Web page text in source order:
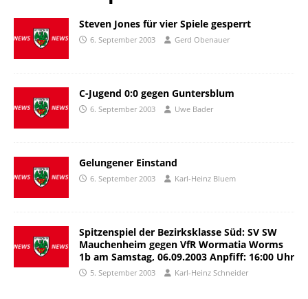
Steven Jones für vier Spiele gesperrt
6. September 2003 Gerd Obenauer
C-Jugend 0:0 gegen Guntersblum
6. September 2003 Uwe Bader
Gelungener Einstand
6. September 2003 Karl-Heinz Bluem
Spitzenspiel der Bezirksklasse Süd: SV SW
Mauchenheim gegen VfR Wormatia Worms
1b am Samstag, 06.09.2003 Anpfiff: 16:00 Uhr
5. September 2003 Karl-Heinz Schneider